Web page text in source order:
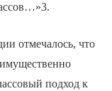
отмечалось, что
подход к